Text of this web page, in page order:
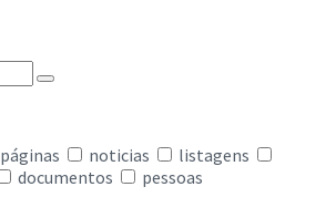
páginas noticias
listagens
documentos pessoas